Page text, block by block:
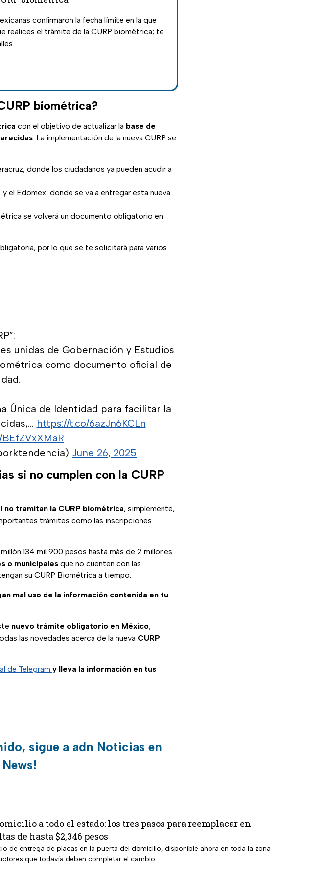
confirmaron la fecha límite en la que
realices el trámite de la CURP biométrica; te
biométrica?
con el objetivo de actualizar la base de
. La implementación de la nueva CURP se
donde los ciudadanos ya pueden acudir a
el Edomex, donde se va a entregar esta nueva
se volverá un documento obligatorio en
por lo que se te solicitará para varios
unidas de Gobernación y Estudios
como documento oficial de
Única de Identidad para facilitar la
https://t.co/6azJn6KCLn
June 26, 2025
si no cumplen con la CURP
no tramitan la CURP biométrica, simplemente,
trámites como las inscripciones
millón 134 mil 900 pesos hasta más de 2 millones
o municipales que no cuenten con las
su CURP Biométrica a tiempo.
mal uso de la información contenida en tu
nuevo trámite obligatorio en México,
las novedades acerca de la nueva CURP
de Telegram y lleva la información en tus
sigue a adn Noticias en
a todo el estado: los tres pasos para reemplacar en
de hasta $2,346 pesos
de entrega de placas en la puerta del domicilio, disponible ahora en toda la zona
que todavía deben completar el cambio.